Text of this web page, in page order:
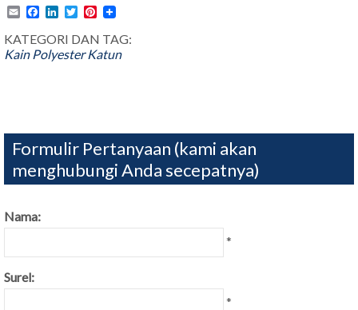
EmailFacebook
LinkedIn
TwitterPinterest
KATEGORI DAN TAG:
Kain Polyester Katun
Formulir Pertanyaan (kami akan
menghubungi Anda secepatnya)
Nama:
*
Surel:
*